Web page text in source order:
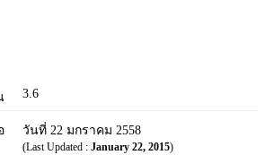
3.6
วันที่ 22 มกราคม 2558
(Last Updated : January 22, 2015)